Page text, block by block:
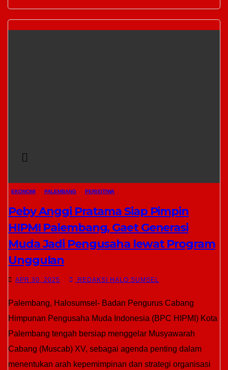
EKONOMI PALEMBANG PERISITIWA
Peby Anggi Pratama Siap Pimpin
HIPMI Palembang, Gaet Generasi
Muda Jadi Pengusaha lewat Program
Unggulan
APR 30, 2025 REDAKSI HALO SUMSEL
Palembang, Halosumsel- Badan Pengurus Cabang
Himpunan Pengusaha Muda Indonesia (BPC HIPMI) Kota
Palembang tengah bersiap menggelar Musyawarah
Cabang (Muscab) XV, sebagai agenda penting dalam
menentukan arah kepemimpinan dan strategi organisasi